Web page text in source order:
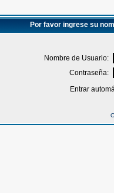
Por favor ingrese su
Nombre de Usuario:
Contraseña:
Entrar